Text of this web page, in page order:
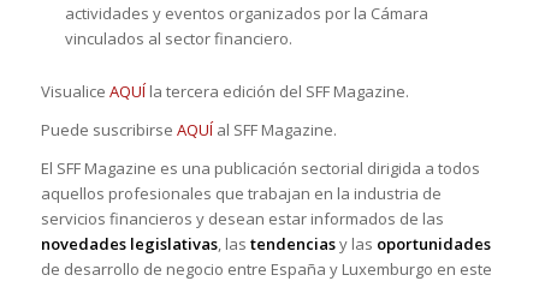
actividades y eventos organizados por la Cámara
vinculados al sector financiero.
Visualice AQUÍla tercera edición del SFF Magazine.
Puede suscribirse AQUÍal SFF Magazine.
El SFF Magazine es una publicación sectorial dirigida a todos
aquellos profesionales que trabajan en la industria de
servicios financieros y desean estar informados de las
novedades legislativas, las tendenciasy las oportunidades
de desarrollo de negocio entre España y Luxemburgo en este